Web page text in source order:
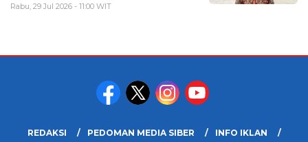
Rabu, 29 Jul 2026 - 11:00 WIT
REDAKSI PEDOMAN MEDIA SIBER INFO IKLAN